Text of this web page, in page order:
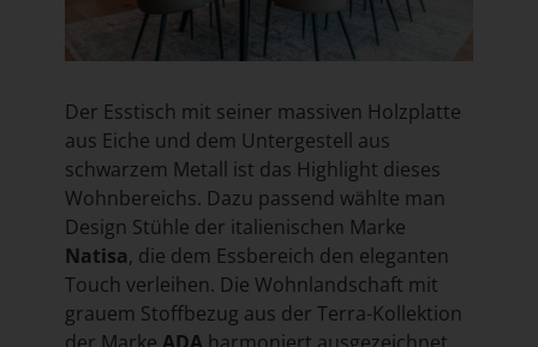
Der Esstisch mit seiner massiven Holzplatte
aus Eiche und dem Untergestell aus
schwarzem Metall ist das Highlight dieses
Wohnbereichs. Dazu passend wählte man
Design Stühle der italienischen Marke
Natisa, die dem Essbereich den eleganten
Touch verleihen. Die Wohnlandschaft mit
grauem Stoffbezug aus der Terra-Kollektion